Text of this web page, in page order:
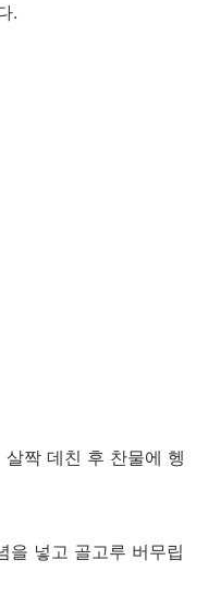
.
짝 데친 후 찬물에 헹
을 넣고 골고루 버무립